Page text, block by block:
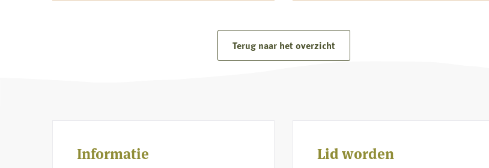
nesten en kuikens.
over
Driekwart
natuur
Terug naar het overzicht
Informatie Lid worden